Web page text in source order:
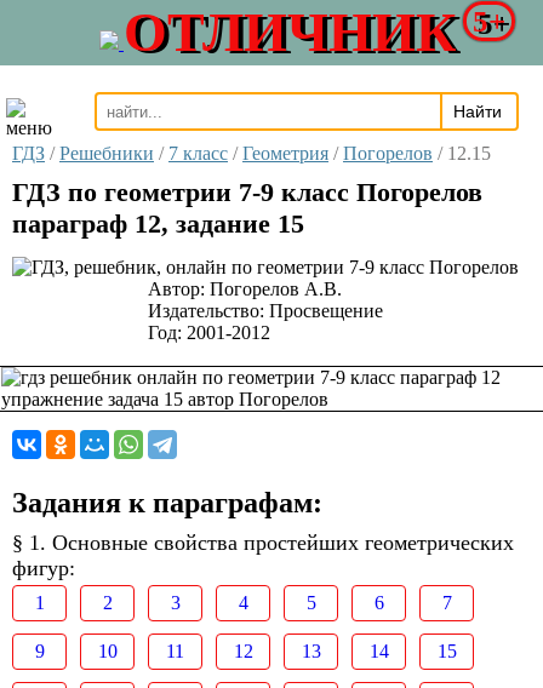
ОТЛИЧНИК 5+
ГДЗ / Решебники / 7 класс / Геометрия / Погорелов / 12.15
ГДЗ по геометрии 7-9 класс Погорелов
параграф 12, задание 15
Автор: Погорелов А.В.
Издательство: Просвещение
Год: 2001-2012
Задания к параграфам:
§ 1. Основные свойства простейших геометрических
фигур:
1 2 3 4 5 6 7
9 10 11 12 13 14 15